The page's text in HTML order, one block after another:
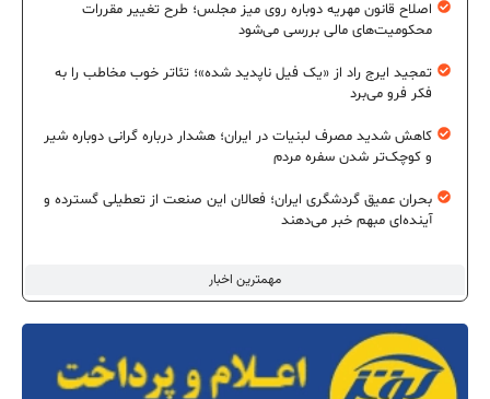
مهمترین اخبار
اصلاح قانون مهریه دوباره روی میز مجلس؛ طرح تغییر مقررات
محکومیت‌های مالی بررسی می‌شود
تمجید ایرج راد از «یک فیل ناپدید شده»؛ تئاتر خوب مخاطب را به
فکر فرو می‌برد
کاهش شدید مصرف لبنیات در ایران؛ هشدار درباره گرانی دوباره شیر
و کوچک‌تر شدن سفره مردم
بحران عمیق گردشگری ایران؛ فعالان این صنعت از تعطیلی گسترده و
آینده‌ای مبهم خبر می‌دهند